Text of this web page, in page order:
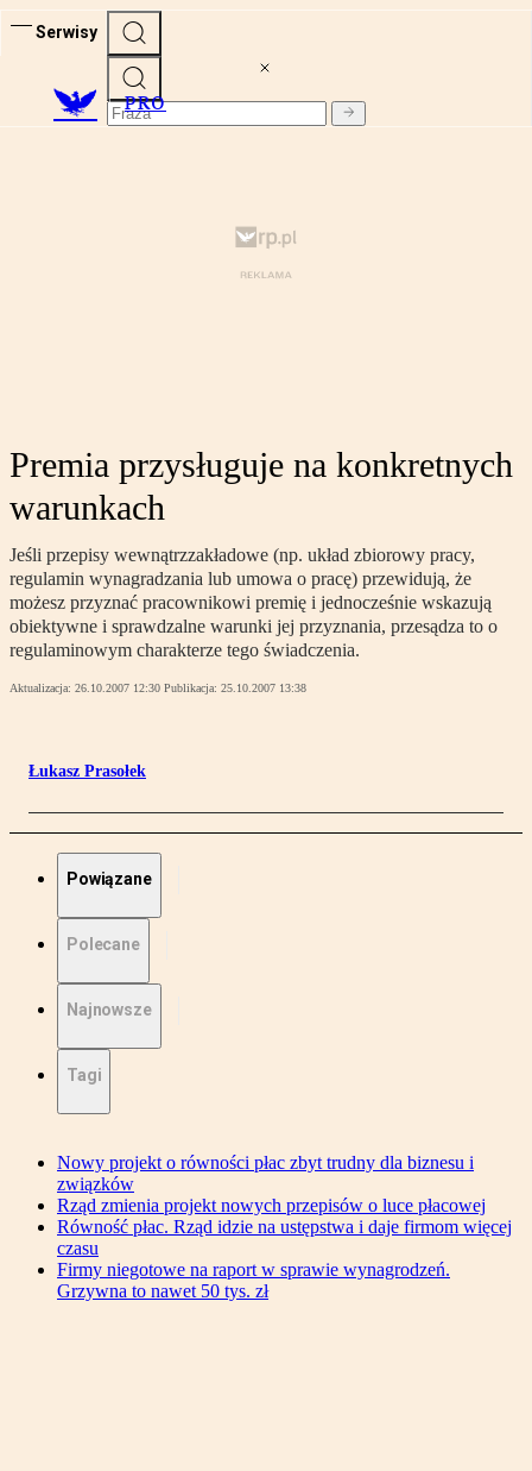
Serwisy
PRO
Premia przysługuje na konkretnych
warunkach
Jeśli przepisy wewnątrzzakładowe (np. układ zbiorowy pracy,
regulamin wynagradzania lub umowa o pracę) przewidują, że
możesz przyznać pracownikowi premię i jednocześnie wskazują
obiektywne i sprawdzalne warunki jej przyznania, przesądza to o
regulaminowym charakterze tego świadczenia.
Aktualizacja: 26.10.2007 12:30 Publikacja: 25.10.2007 13:38
Łukasz Prasołek
Powiązane
Polecane
Najnowsze
Tagi
Nowy projekt o równości płac zbyt trudny dla biznesu i
związków
Rząd zmienia projekt nowych przepisów o luce płacowej
Równość płac. Rząd idzie na ustępstwa i daje firmom więcej
czasu
Firmy niegotowe na raport w sprawie wynagrodzeń.
Grzywna to nawet 50 tys. zł